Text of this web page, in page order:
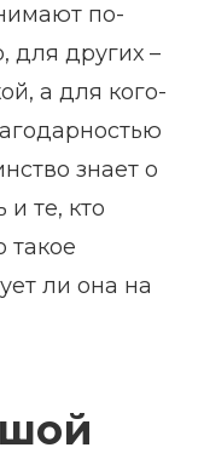
по-
для других –
а для кого-
знает о
те, кто
такое
ли она на